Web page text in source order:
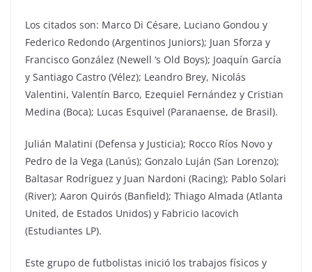
Los citados son: Marco Di Césare, Luciano Gondou y
Federico Redondo (Argentinos Juniors); Juan Sforza y
Francisco González (Newell ‘s Old Boys); Joaquín García
y Santiago Castro (Vélez); Leandro Brey, Nicolás
Valentini, Valentín Barco, Ezequiel Fernández y Cristian
Medina (Boca); Lucas Esquivel (Paranaense, de Brasil).
Julián Malatini (Defensa y Justicia); Rocco Ríos Novo y
Pedro de la Vega (Lanús); Gonzalo Luján (San Lorenzo);
Baltasar Rodríguez y Juan Nardoni (Racing); Pablo Solari
(River); Aaron Quirós (Banfield); Thiago Almada (Atlanta
United, de Estados Unidos) y Fabricio Iacovich
(Estudiantes LP).
Este grupo de futbolistas inició los trabajos físicos y